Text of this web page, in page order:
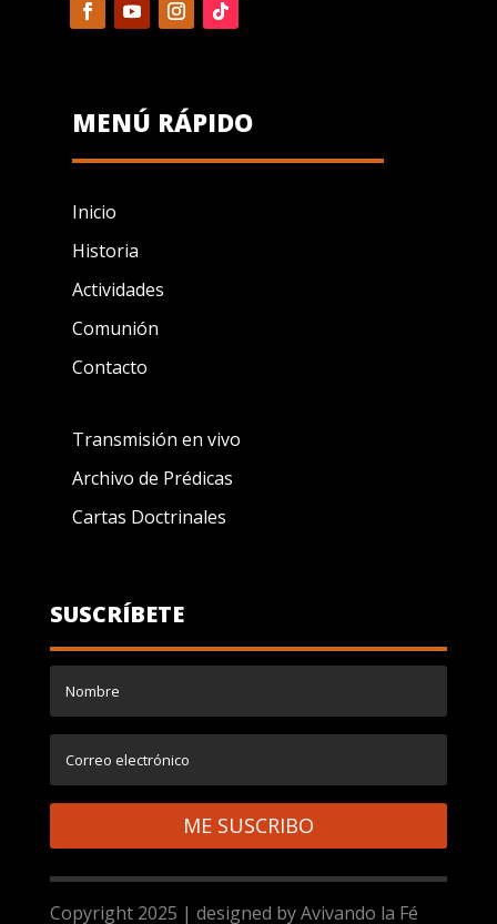
MENÚ RÁPIDO
Inicio
Historia
Actividades
Comunión
Contacto
Transmisión en vivo
Archivo de Prédicas
Cartas Doctrinales
SUSCRÍBETE
ME SUSCRIBO
Copyright 2025 | designed by Avivando la Fé